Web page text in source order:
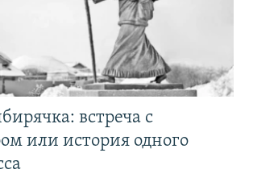
встреча с
или история одного